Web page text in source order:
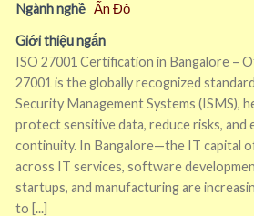
Ngành nghề Ấn Độ
Giới thiệu ngắn
ISO 27001 Certification in Bangalore –
27001 is the globally recognized
Security Management Systems (ISMS),
protect sensitive data, reduce risks, and
continuity. In Bangalore—the IT capital
across IT services, software
startups, and manufacturing are
to [...]